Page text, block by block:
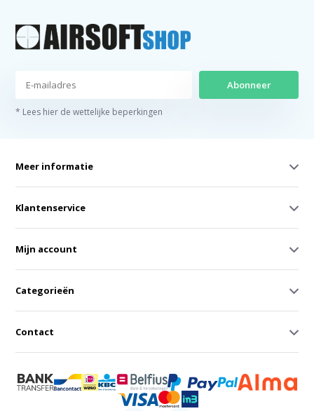
Abonneer
* Lees hier de wettelijke beperkingen
Meer informatie
Klantenservice
Mijn account
Categorieën
Contact